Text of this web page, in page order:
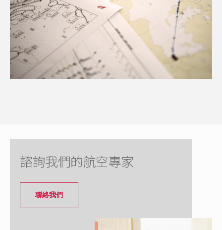
諮詢我們的航空專家
聯絡我們